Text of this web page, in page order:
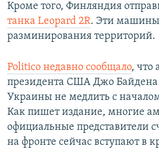
Кроме того, Финляндия
танка Leopard 2R. Эти машины
разминирования территорий.
Politico недавно сообщало, что
президента США Джо Байдена
Украины не медлить с
Как пишет издание, многие
официальные представители
на фронте сейчас вступают в